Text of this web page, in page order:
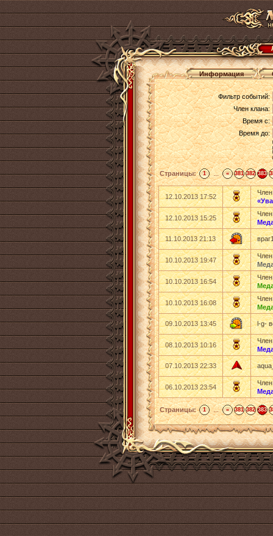
Информация
Фильтр событий:
Член клана:
Время с:
Время до:
Страницы: 1 ... « 381 382 383
12.10.2013 17:52
12.10.2013 15:25
11.10.2013 21:13
10.10.2013 19:47
10.10.2013 16:54
10.10.2013 16:08
09.10.2013 13:45 l-g-
08.10.2013 10:16
07.10.2013 22:33
06.10.2013 23:54
Страницы: 1 ... « 381 382 383